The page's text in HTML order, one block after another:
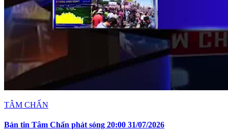
TÂM CHẤN
Bản tin Tâm Chấn phát sóng 20:00 31/07/2026